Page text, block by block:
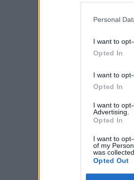
Personal
I want to
Opted In
I want to
Opted In
I want to
Advertising.
Opted In
I want to
of my
was collected.
Opted Out